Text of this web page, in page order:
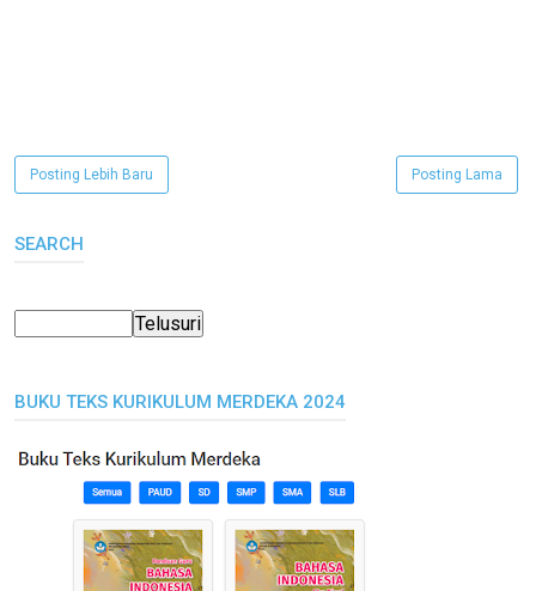
Posting Lebih Baru Posting Lama
SEARCH
BUKU TEKS KURIKULUM MERDEKA 2024